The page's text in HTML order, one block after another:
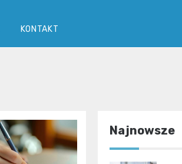
KONTAKT
Najnowsze